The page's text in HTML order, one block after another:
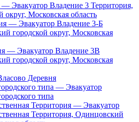
Эвакуатор Владение 3 Территория,
Московская область
— Эвакуатор Владение 3-Б
городской округ, Московская
— Эвакуатор Владение 3В
городской округ, Московская
Деревня
типа — Эвакуатор
типа
Территория — Эвакуатор
Территория, Одинцовский